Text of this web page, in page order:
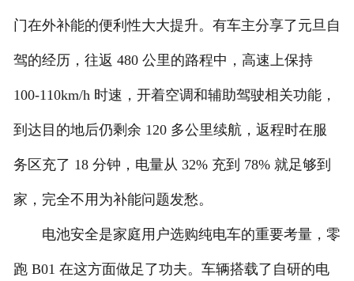
门在外补能的便利性大大提升。有车主分享了元旦自
驾的经历，往返 480 公里的路程中，高速上保持
100-110km/h 时速，开着空调和辅助驾驶相关功能，
到达目的地后仍剩余 120 多公里续航，返程时在服
务区充了 18 分钟，电量从 32% 充到 78% 就足够到
家，完全不用为补能问题发愁。
电池安全是家庭用户选购纯电车的重要考量，零
跑 B01 在这方面做足了功夫。车辆搭载了自研的电